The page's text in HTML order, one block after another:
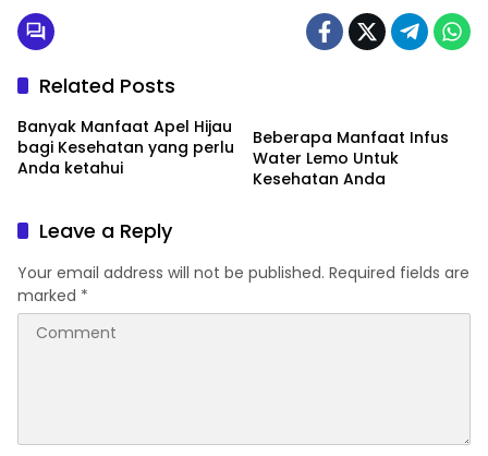
Related Posts
Banyak Manfaat Apel Hijau
bagi Kesehatan yang perlu
Anda ketahui
Beberapa Manfaat Infus
Water Lemo Untuk
Kesehatan Anda
Leave a Reply
Your email address will not be published. Required fields are
marked *